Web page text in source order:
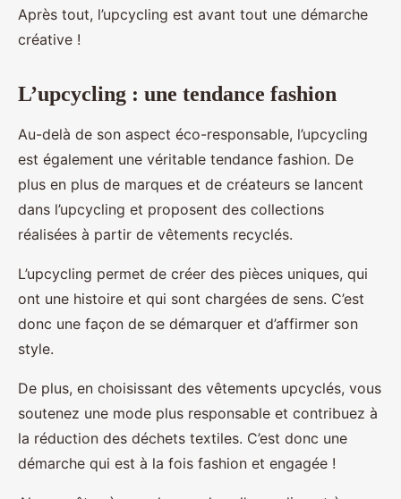
Après tout, l’upcycling est avant tout une démarche
créative !
L’upcycling : une tendance fashion
Au-delà de son aspect éco-responsable, l’upcycling
est également une véritable tendance fashion. De
plus en plus de marques et de créateurs se lancent
dans l’upcycling et proposent des collections
réalisées à partir de vêtements recyclés.
L’upcycling permet de créer des pièces uniques, qui
ont une histoire et qui sont chargées de sens. C’est
donc une façon de se démarquer et d’affirmer son
style.
De plus, en choisissant des vêtements upcyclés, vous
soutenez une mode plus responsable et contribuez à
la réduction des déchets textiles. C’est donc une
démarche qui est à la fois fashion et engagée !